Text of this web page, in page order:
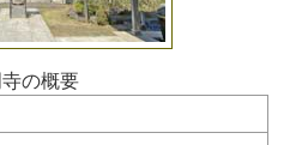
の概要